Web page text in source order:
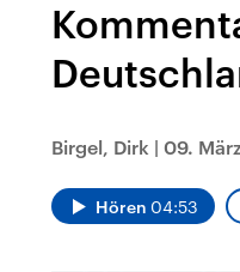
Birgel, Dirk | 09.
Hören 04:53